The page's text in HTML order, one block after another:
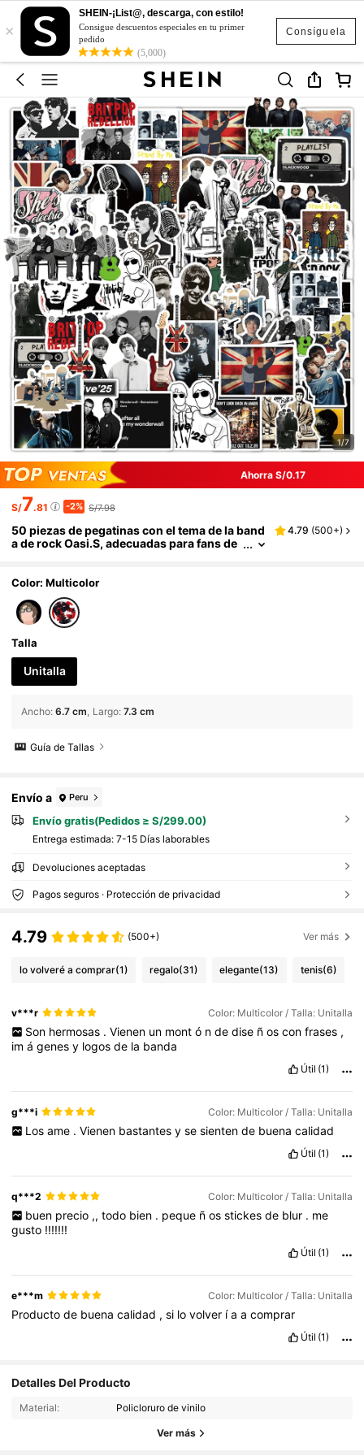
Consíguela
×
SHEIN-¡List@, descarga, con estilo!
Consigue descuentos especiales en tu primer
pedido
(5,000)
1/7
Ahorra S/0.17
S/7.81 -2% S/7.98
50 piezas de pegatinas con el tema de la band
a de rock Oasi.S, adecuadas para fans de
a
4.79 (500+)
Color: Multicolor
Talla
Unitalla
Ancho: 6.7 cm Largo: 7.3 cm
Guía de Tallas
Envío a Peru
Envío gratis(Pedidos ≥ S/299.00)
Entrega estimada: 7-15 Días laborables
Devoluciones aceptadas
Pagos seguros · Protección de privacidad
4.79 (500+) Ver más
lo volveré a comprar(1) regalo(31) elegante(13) tenis(6)
v***r Color: Multicolor / Talla: Unitalla
Son hermosas . Vienen un mont ó n de dise ñ os con frases ,
imágenesy logosde la banda
Útil (1)
g***i Color: Multicolor / Talla: Unitalla
Los ame . Vienen bastantes y se sienten de buena calidad
Útil (1)
q***2 Color: Multicolor / Talla: Unitalla
buen precio ,, todo bien . peque ñ os stickes de blur . me
gusto !!!!!!!
Útil (1)
e***m Color: Multicolor / Talla: Unitalla
Productode buenacalidad ,si lovolver íaacomprar
Útil (1)
Detalles Del Producto
Material: Policloruro de vinilo
Ver más
4.80 228 Seguidores
228 Seguidores
228 Seguidores